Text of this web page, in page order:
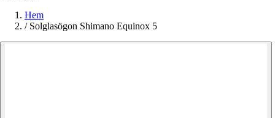
Hem
/ Solglasögon Shimano Equinox 5